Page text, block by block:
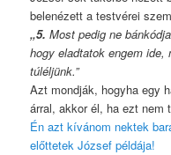
belenézett a testvérei
„5.Most pedig ne
hogy eladtatok engem
túléljünk.”
Azt mondják, hogyha egy
árral, akkor él, ha ezt
Én azt kívánom nektek
előttetek József példája!